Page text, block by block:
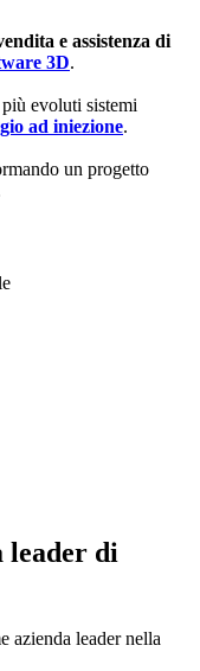
e assistenza di
3D.
evoluti sistemi
ad iniezione.
un progetto
leader di
azienda leader nella